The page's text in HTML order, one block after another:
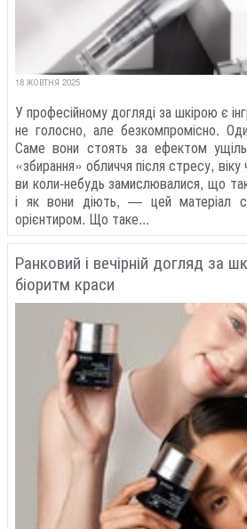
18 ЖОВТНЯ 2025
У професійному догляді за шкірою є
не голосно, але безкомпромісно.
Саме вони стоять за ефектом
«збирання» обличчя після стресу,
ви коли-небудь замислювалися, що
і як вони діють, — цей матеріал
орієнтиром. Що таке...
Ранковий і вечірній догляд за
біоритм краси